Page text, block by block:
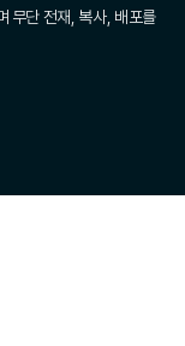
무단 전재, 복사, 배포를